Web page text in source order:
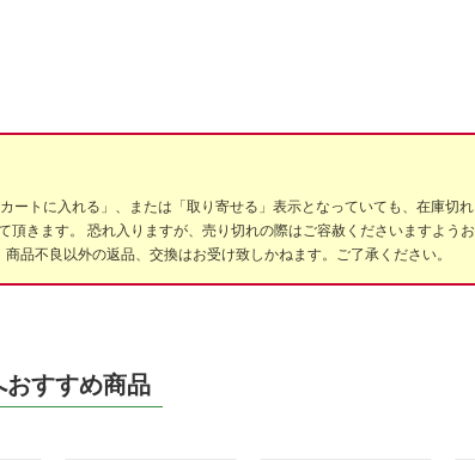
トに入れる」、または「取り寄せる」表示となっていても、在庫切
頂きます。 恐れ入りますが、売り切れの際はご容赦くださいますよ
不良以外の返品、交換はお受け致しかねます。ご了承ください。
すすめ商品